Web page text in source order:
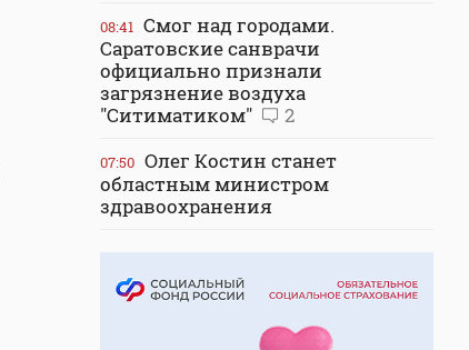
08:41 Смог над городами.
Саратовские санврачи
официально признали
загрязнение воздуха
"Ситиматиком"
2
07:50 Олег Костин станет
областным министром
здравоохранения